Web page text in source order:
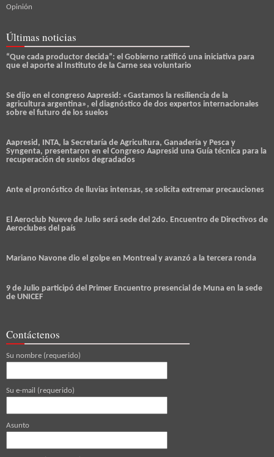
Opinión
Últimas noticias
“Que cada productor decida”: el Gobierno ratificó una iniciativa para
que el aporte al Instituto de la Carne sea voluntario
Se dijo en el congreso Aapresid: «Gastamos la resiliencia de la
agricultura argentina», el diagnóstico de dos expertos internacionales
sobre el futuro de los suelos
Aapresid, INTA, la Secretaría de Agricultura, Ganadería y Pesca y
Syngenta, presentaron en el Congreso Aapresid una Guía técnica para la
recuperación de suelos degradados
Ante el pronóstico de lluvias intensas, se solicita extremar precauciones
El Aeroclub Nueve de Julio será sede del 2do. Encuentro de Directivos de
Aeroclubes del país
Mariano Navone dio el golpe en Montreal y avanzó a la tercera ronda
9 de Julio participó del Primer Encuentro presencial de Muna en la sede
de UNICEF
Contáctenos
Su nombre (requerido)
Su e-mail (requerido)
Asunto